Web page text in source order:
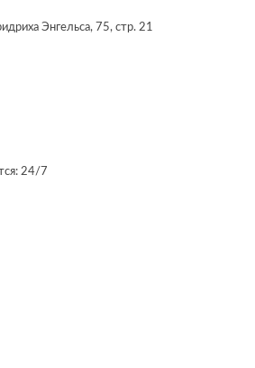
Энгельса, 75, стр. 21
24/7